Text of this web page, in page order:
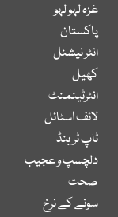
غزہ لہو لہو
پاکستان
انٹر نیشنل
کھیل
انٹرٹینمنٹ
لائف اسٹائل
ٹاپ ٹرینڈ
دلچسپ و عجیب
صحت
سونے کے نرخ